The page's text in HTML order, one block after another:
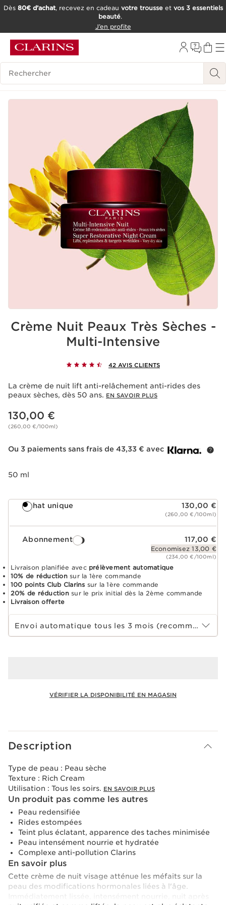
OUTIL D'ACCESSIBILITÉ
Dès 80€ d’achat, recevez en cadeau votre trousseet vos 3 essentiels
beauté.
J’en profite
Historique des recherches
Crème Nuit Peaux Très Sèches -
Multi-Intensive
42 AVIS CLIENTS
La crème de nuit lift anti-relâchement anti-rides des
peaux sèches, dès 50 ans. EN SAVOIR PLUS
Nouveau prix 130,00 €
130,00 €
(260,00 €/100ml)
Ou 3 paiements sans frais de 43,33 € avec
50 ml
Achat unique 130,00 €
(260,00 €/100ml)
Abonnement 117,00 €
Economisez 13,00 €
(234,00 €/100ml)
Livraison planifiée avec prélèvement automatique
10% de réductionsur la 1ère commande
100 points Club Clarins sur la 1ère commande
20% de réductionsur le prix initial dès la 2ème commande
Livraison offerte
Choisir la période d''abonnement
Envoi automatique tous les 3 mois (recommandé)
VÉRIFIER LA DISPONIBILITÉ EN MAGASIN
Description
Type de peau : Peau sèche
Texture : Rich Cream
Utilisation : Tous les soirs. EN SAVOIR PLUS
Un produit pas comme les autres
Peau redensifiée
Rides estompées
Teint plus éclatant, apparence des taches minimisée
Peau intensément nourrie et hydratée
Complexe anti-pollution Clarins
En savoir plus
Cette crème de nuit visage atténue les méfaits sur la
peau des modifications hormonales liées à l'âge.